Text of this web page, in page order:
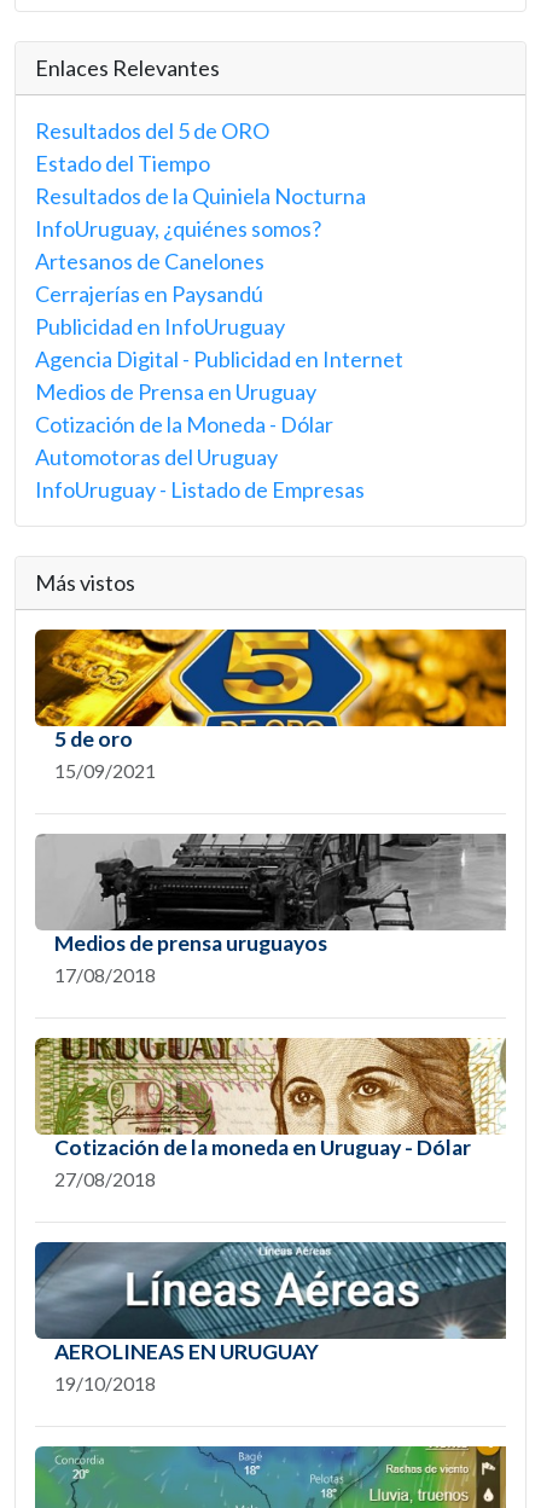
Enlaces Relevantes
Resultados del 5 de ORO
Estado del Tiempo
Resultados de la Quiniela Nocturna
InfoUruguay, ¿quiénes somos?
Artesanos de Canelones
Cerrajerías en Paysandú
Publicidad en InfoUruguay
Agencia Digital - Publicidad en Internet
Medios de Prensa en Uruguay
Cotización de la Moneda - Dólar
Automotoras del Uruguay
InfoUruguay - Listado de Empresas
Más vistos
5 de oro
15/09/2021
Medios de prensa uruguayos
17/08/2018
Cotización de la moneda en Uruguay - Dólar
27/08/2018
AEROLINEAS EN URUGUAY
19/10/2018